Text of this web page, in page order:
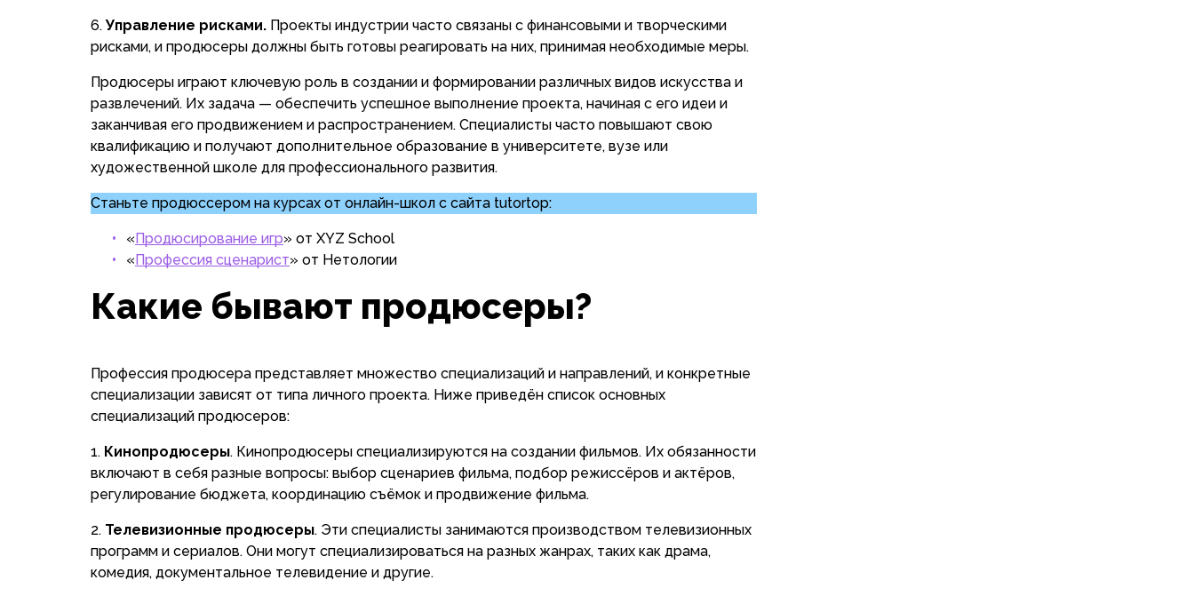
Управление рисками. Проекты индустрии часто связаны с финансовыми и творческими
рисками, и продюсеры должны быть готовы реагировать на них, принимая необходимые меры.
Продюсеры играют ключевую роль в создании и формировании различных видов искусства и
развлечений. Их задача — обеспечить успешное выполнение проекта, начиная с его идеи и
заканчивая его продвижением и распространением. Специалисты часто повышают свою
квалификацию и получают дополнительное образование в университете, вузе или
художественной школе для профессионального развития.
Станьте продюссером на курсах от онлайн-школ с сайта tutortop:
« Продюсирование игр» от XYZ School
« Профессия сценарист» от Нетологии
Какие бывают продюсеры?
Профессия продюсера представляет множество специализаций и направлений, и конкретные
специализации зависят от типа личного проекта. Ниже приведён список основных
специализаций продюсеров:
Кинопродюсеры. Кинопродюсеры специализируются на создании фильмов. Их обязанности
включают в себя разные вопросы: выбор сценариев фильма, подбор режиссёров и актёров,
регулирование бюджета, координацию съёмок и продвижение фильма.
Телевизионные продюсеры. Эти специалисты занимаются производством телевизионных
программ и сериалов. Они могут специализироваться на разных жанрах, таких как драма,
комедия, документальное телевидение и другие.